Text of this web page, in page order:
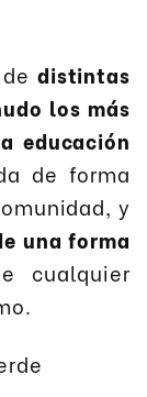
distintas
los más
educación
de forma
y
una forma
cualquier